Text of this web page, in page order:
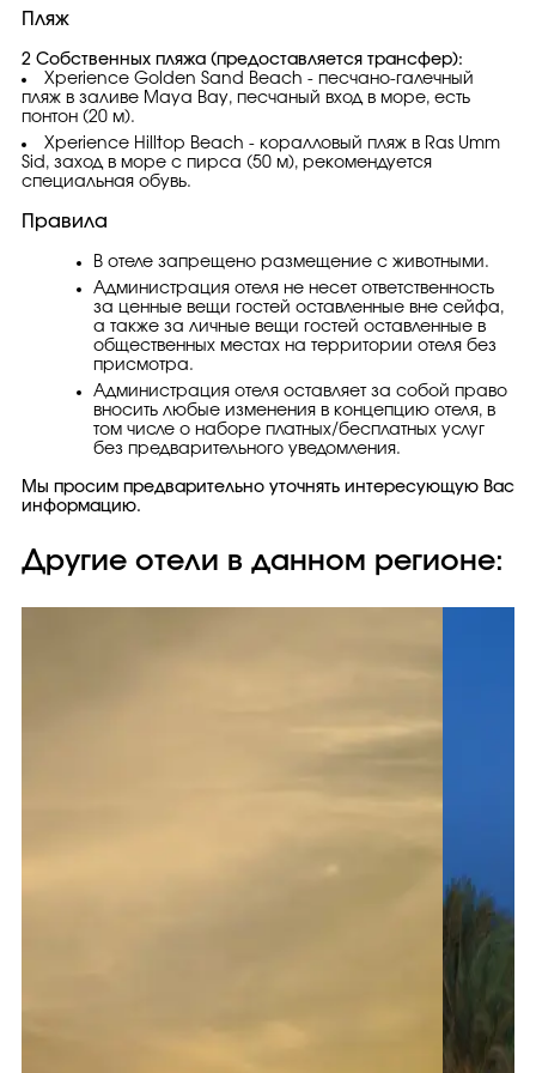
Пляж
2 Собственных пляжа (предоставляется трансфер):
Xperience Golden Sand Beach - песчано-галечный
пляж в заливе Maya Bay, песчаный вход в море, есть
понтон (20 м).
Xperience Hilltop Beach - коралловый пляж в Ras Umm
Sid, заход в море с пирса (50 м), рекомендуется
специальная обувь.
Правила
В отеле запрещено размещение с животными.
Администрация отеля не несет ответственность
за ценные вещи гостей оставленные вне сейфа,
а также за личные вещи гостей оставленные в
общественных местах на территории отеля без
присмотра.
Администрация отеля оставляет за собой право
вносить любые изменения в концепцию отеля, в
том числе о наборе платных/бесплатных услуг
без предварительного уведомления.
Мы просим предварительно уточнять интересующую Вас
информацию.
Другие отели в данном регионе: